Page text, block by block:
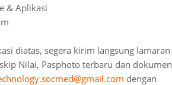
& Aplikasi
diatas, segera kirim langsung lamaran
Nilai, Pasphoto terbaru dan dokumen
dengan